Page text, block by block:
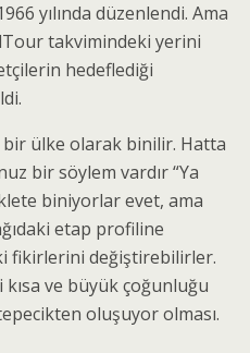
yılında düzenlendi. Ama
takvimindeki yerini
hedeflediği
ülke olarak binilir. Hatta
bir söylem vardır “Ya
biniyorlar evet, ama
etap profiline
fikirlerini değiştirebilirler.
kısa ve büyük çoğunluğu
oluşuyor olması.